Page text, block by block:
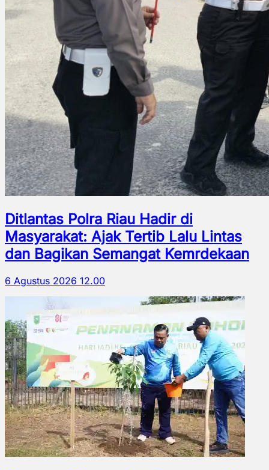
Ditlantas Polra Riau Hadir di
Masyarakat: Ajak Tertib Lalu Lintas
dan Bagikan Semangat Kemrdekaan
6 Agustus 2026 12.00